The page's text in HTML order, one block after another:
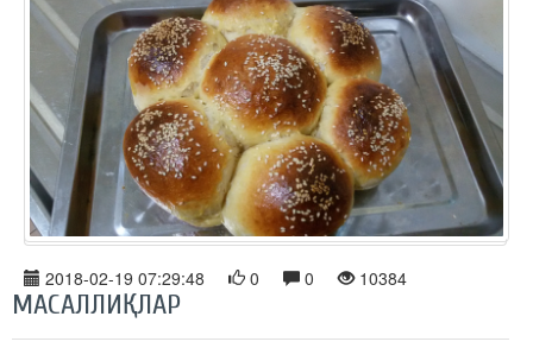
2018-02-19 07:29:48 0 0 10384
МАСАЛЛИҚЛАР